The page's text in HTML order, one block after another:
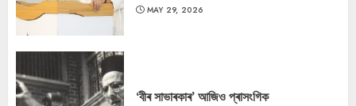
MAY 29, 2026
‘বীৰ সাভাৰকাৰ’ আজিও প্ৰাসংগিক